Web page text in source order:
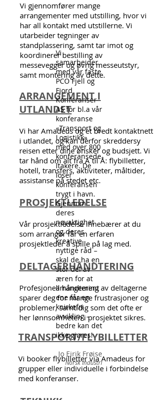
Vi gjennomfører mange
arrangementer med utstilling, hvor vi
har all kontakt med utstillerne. Vi
utarbeider tegninger av
standplassering, samt tar imot og
koordinerer bestilling av
messevegger og øvrig messeutstyr,
samt montering av dette.
ARRANGEMENT I
UTLANDET
Vi har Amadeus og et bredt kontaktnett
i utlandet, og kan derfor skreddersy
reisen etter dine ønsker og budsjett. Vi
tar hånd om alt fra A til Å: flybilletter,
hotell, transfers, aktiviteter, måltider,
assistanse på stedet etc.
PROSJEKTLEDELSE
Vår prosjektledelse innebærer at du
som arrangør får en erfaren
prosjektleder å spille på lag med.
DELTAGERHÅNDTERING
Profesjonell håndtering av deltagerne
sparer deg for mange frustrasjoner og
problemer, samtidig som det ofte er
her lønnsomheten i prosjektet sikres.
TRANSPORT/FLYBILLETTER
Vi booker flybilletter via Amadeus for
grupper eller individuelle i forbindelse
med konferanser.
Vi
samarbeider
med vår faste
PCO Fjell og
Fjord
Konferanser
AS for bl.a vår
konferanse
«Transport og
Logistikk»
med over 800
konferansede
ltakere. De
loser
konferansen
trygt i havn.
Gjennom
deres
nøyaktighet
og deres
kreative
nyttige råd –
skal de ha en
stor del av
æren for at
arrangement
ene får en
knirkefri
avvikling –
bedre kan det
ikke gjøres!
Jo Eirik Frøise
Norsk Industri